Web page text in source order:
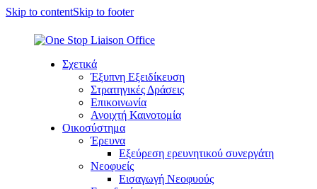
Skip to contentSkip to footer
Σχετικά
Έξυπνη Εξειδίκευση
Στρατηγικές Δράσεις
Επικοινωνία
Ανοιχτή Καινοτομία
Οικοσύστημα
Έρευνα
Εξεύρεση ερευνητικού συνεργάτη
Νεοφυείς
Εισαγωγή Νεοφυούς